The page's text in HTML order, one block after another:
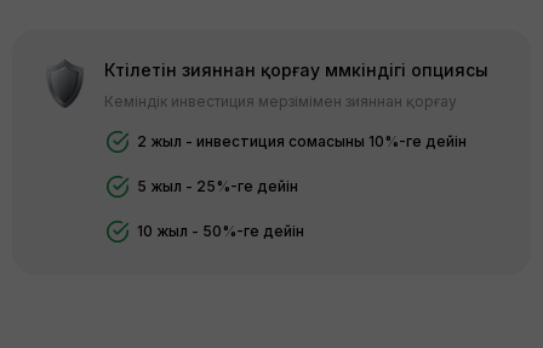
Күтілетін зияннан қорғау мүмкіндігі опциясы
Кеміндік инвестиция мерзімімен зияннан қорғау
2 жыл - инвестиция сомасының 10%-ге дейін
5 жыл - 25%-ге дейін
10 жыл - 50%-ге дейін